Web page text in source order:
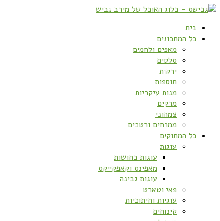
בית
כל המתכונים
מאפים ולחמים
סלטים
ירקות
תוספות
מנות עיקריות
מרקים
צמחוני
ממרחים ורטבים
כל המתוקים
עוגות
עוגות בחושות
מאפינס וקאפקייקס
עוגות גבינה
פאי וטארט
עוגיות וחיתוכיות
קינוחים